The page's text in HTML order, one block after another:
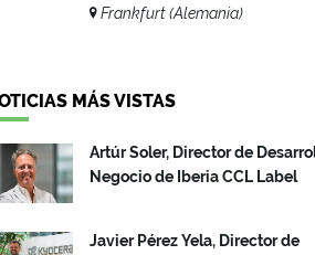
Frankfurt (Alemania)
MÁS VISTAS
Artúr Soler, Director de
Negocio de Iberia CCL Label
Javier Pérez Yela, Director de